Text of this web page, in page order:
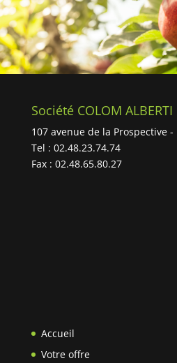
Société COLOM ALBERTI
107 avenue de la Prospective -
Tel : 02.48.23.74.74
Fax : 02.48.65.80.27
Accueil
Votre offre